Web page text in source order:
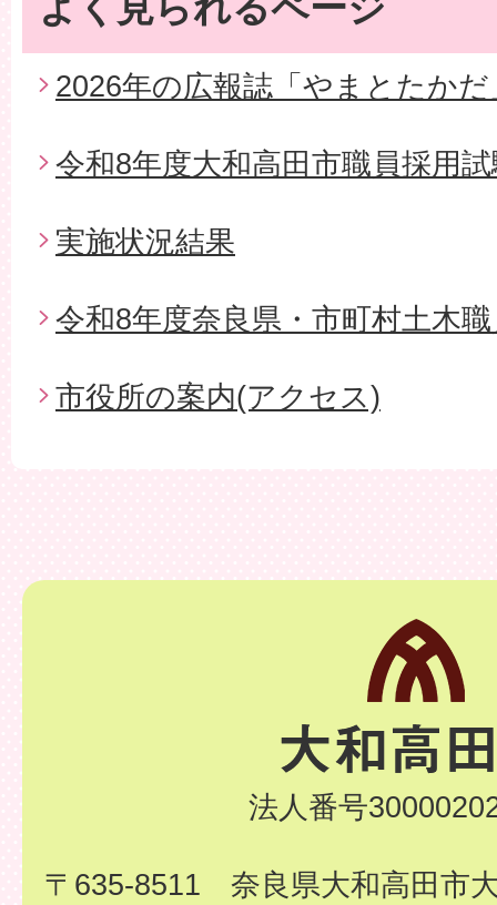
2026年の広報誌「やまとたかだ
令和8年度大和高田市職員採用
実施状況結果
令和8年度奈良県・市町村土木
市役所の案内(アクセス)
法人番号
〒635-8511 奈良県大和高田市